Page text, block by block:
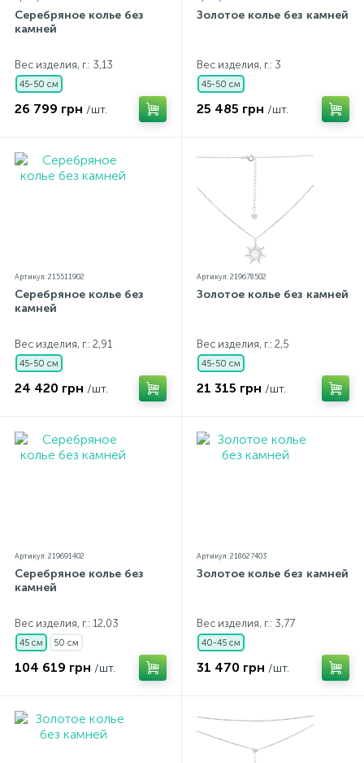
Серебряное колье без
камней
Вес изделия, г.: 3,13
45-50 см
26 799 грн /шт.
Золотое колье без камней
Вес изделия, г.: 3
45-50 см
25 485 грн /шт.
Артикул: 215511902
Серебряное колье без
камней
Вес изделия, г.: 2,91
45-50 см
24 420 грн /шт.
Артикул: 219678502
Золотое колье без камней
Вес изделия, г.: 2,5
45-50 см
21 315 грн /шт.
Артикул: 219691402
Серебряное колье без
камней
Вес изделия, г.: 12,03
45 см 50 см
104 619 грн /шт.
Артикул: 218627403
Золотое колье без камней
Вес изделия, г.: 3,77
40-45 см
31 470 грн /шт.